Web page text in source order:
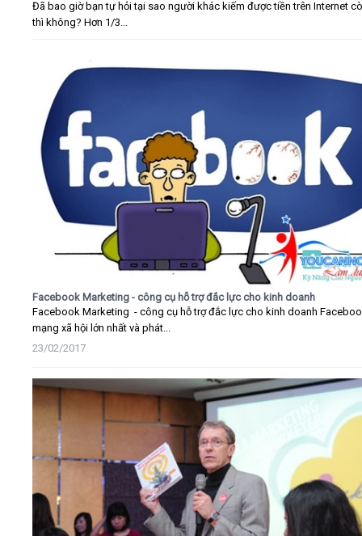
Đã bao giờ bạn tự hỏi tại sao người khác kiếm được tiền trên Internet
thì không? Hơn 1/3...
Facebook Marketing - công cụ hỗ trợ đắc lực cho kinh doanh
Facebook Marketing - công cụ hỗ trợ đắc lực cho kinh doanh
mạng xã hội lớn nhất và phát...
23/02/2017